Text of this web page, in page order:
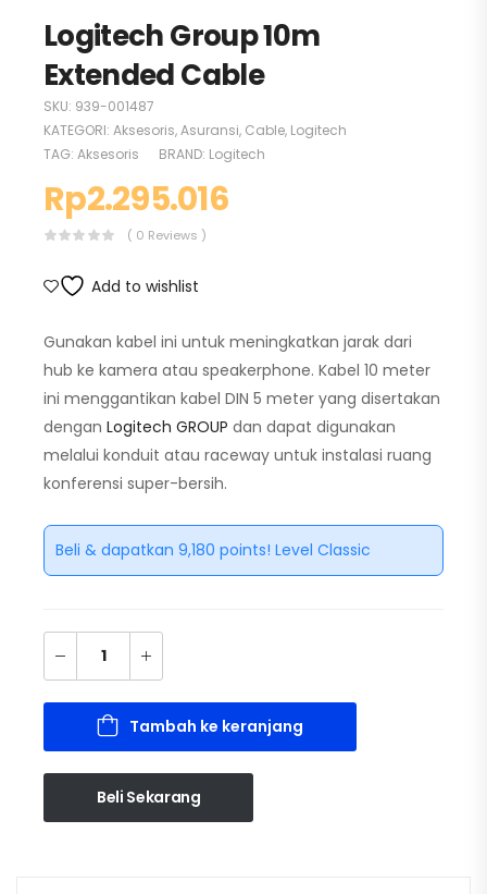
Logitech Group 10m
Extended Cable
SKU: 939-001487
KATEGORI: Aksesoris,Asuransi, Cable, Logitech
TAG: Aksesoris BRAND: Logitech
Rp2.295.016
( 0 Reviews )
Add to wishlist
Gunakan kabel ini untuk meningkatkan jarak dari
hub ke kamera atau speakerphone. Kabel 10 meter
ini menggantikan kabel DIN 5 meter yang disertakan
dengan Logitech GROUP dan dapat digunakan
melalui konduit atau raceway untuk instalasi ruang
konferensi super-bersih.
Beli & dapatkan 9,180 points! Level Classic
Tambah ke keranjang
Beli Sekarang